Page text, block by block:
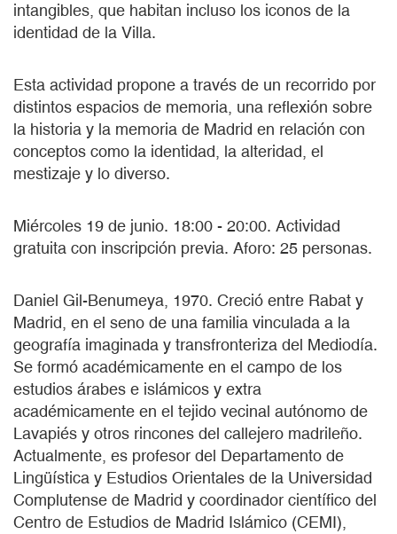
intangibles, que habitan incluso los iconos de la
identidad de la Villa.
Esta actividad propone a través de un recorrido por
distintos espacios de memoria, una reflexión sobre
la historia y la memoria de Madrid en relación con
conceptos como la identidad, la alteridad, el
mestizaje y lo diverso.
Miércoles 19 de junio. 18:00 - 20:00. Actividad
gratuita con inscripción previa. Aforo: 25 personas.
Daniel Gil-Benumeya, 1970. Creció entre Rabat y
Madrid, en el seno de una familia vinculada a la
geografía imaginada y transfronteriza del Mediodía.
Se formó académicamente en el campo de los
estudios árabes e islámicos y extra
académicamente en el tejido vecinal autónomo de
Lavapiés y otros rincones del callejero madrileño.
Actualmente, es profesor del Departamento de
Lingüística y Estudios Orientales de la Universidad
Complutense de Madrid y coordinador científico del
Centro de Estudios de Madrid Islámico (CEMI),